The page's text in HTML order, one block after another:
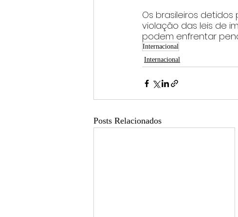
Os brasileiros
violação das leis de
podem enfrentar
Internacional
Internacional
Posts Relacionados